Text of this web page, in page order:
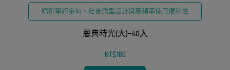
精選聖經金句、結合微型設計與高頻率使用便利性
恩典時光(大)-40入
NT$180